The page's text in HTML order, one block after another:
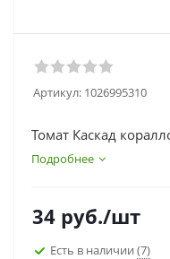
Артикул: 1026995310
Томат Каскад
Подробнее
34 руб./шт
Есть в наличии (7)